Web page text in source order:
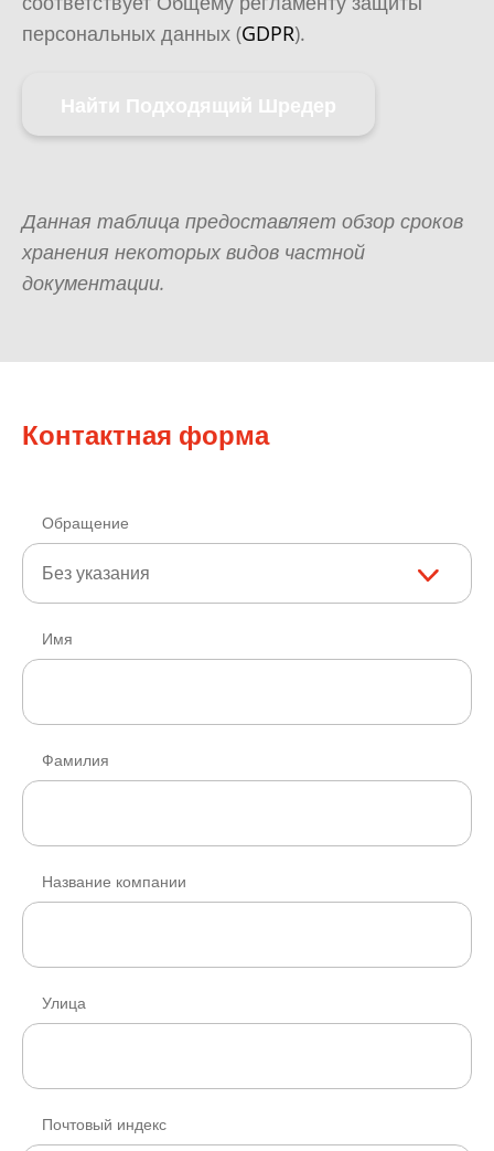
персональных данных (GDPR).
Найти Подходящий Шредер
Данная таблица предоставляет обзор сроков
хранения некоторых видов частной
документации.
Контактная форма
Обращение
Без указания
Имя
Фамилия
Название компании
Улица
Почтовый индекс